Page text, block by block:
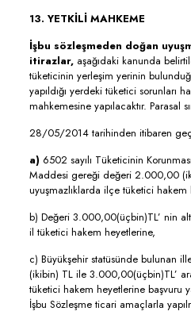
13. YETKİLİ MAHKEME
İşbu sözleşmeden doğan
itirazlar,aşağıdaki kanunda
tüketicinin yerleşim yerinin
yapıldığı yerdeki tüketici sorunları
mahkemesine yapılacaktır. Parasal
28/05/2014 tarihinden itibaren
a) 6502 sayılı Tüketicinin
Maddesi gereği değeri 2.000,00
uyuşmazlıklarda ilçe tüketici hakem
b) Değeri 3.000,00(üçbin)TL’ nin
il tüketici hakem heyetlerine,
c) Büyükşehir statüsünde bulunan
(ikibin) TL ile 3.000,00(üçbin)TL’
tüketici hakem heyetlerine başvuru
İşbu Sözleşme ticari amaçlarla